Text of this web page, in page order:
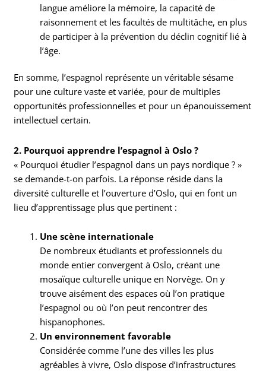
langue améliore la mémoire, la capacité de
raisonnement et les facultés de multitâche, en plus
de participer à la prévention du déclin cognitif lié à
l’âge.
En somme, l’espagnol représente un véritable sésame
pour une culture vaste et variée, pour de multiples
opportunités professionnelles et pour un épanouissement
intellectuel certain.
2. Pourquoi apprendre l’espagnol à Oslo ?
« Pourquoi étudier l’espagnol dans un pays nordique ? »
se demande-t-on parfois. La réponse réside dans la
diversité culturelle et l’ouverture d’Oslo, qui en font un
lieu d’apprentissage plus que pertinent :
Une scène internationale
De nombreux étudiants et professionnels du
monde entier convergent à Oslo, créant une
mosaïque culturelle unique en Norvège. On y
trouve aisément des espaces où l’on pratique
l’espagnol ou où l’on peut rencontrer des
hispanophones.
Un environnement favorable
Considérée comme l’une des villes les plus
agréables à vivre, Oslo dispose d’infrastructures